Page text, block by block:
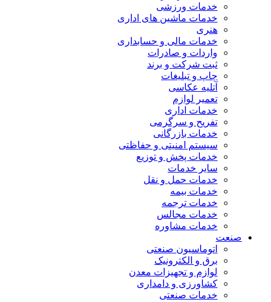
خدمات ورزشی
خدمات ماشین های اداری
هنری
خدمات مالی و حسابداری
واردات و صادرات
ثبت شرکت و برند
چاپ و تبلیغات
آتلیه عکاسی
تعمیر لوازم
خدمات اداری
تفریح و سرگرمی
خدمات بازرگانی
سیستم امنیتی و حفاظتی
خدمات پخش و توزیع
سایر خدمات
خدمات حمل و نقل
خدمات بیمه
خدمات ترجمه
خدمات مجالس
خدمات مشاوره
صنعت
اتوماسیون صنعتی
برق و الکترونیک
لوازم و تجهیزات معدن
کشاورزی و دامداری
خدمات صنعتی